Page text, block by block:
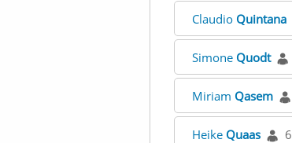
Claudio Quintana
Simone Quodt
Miriam Qasem
Heike Quaas 6